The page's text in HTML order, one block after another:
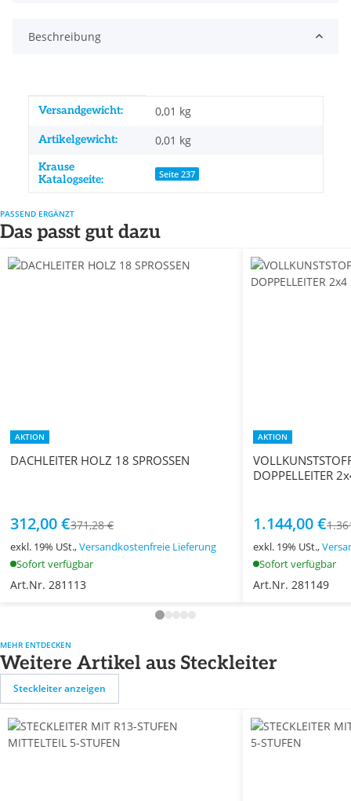
Beschreibung
Produkteigenschaft
Wert
Versandgewicht: 0,01 kg
Artikelgewicht: 0,01 kg
Krause
Katalogseite:
Seite 237
PASSEND ERGÄNZT
Das passt gut dazu
AKTION
DACHLEITER HOLZ 18 SPROSSEN
312,00 €371,28 €
exkl. 19% USt.,Versandkostenfreie Lieferung
Sofort verfügbar
Art.Nr. 281113
AKTION
DOPPELLEITER
1.144,00 €
exkl. 19% USt.,
Sofort verfügbar
Art.Nr. 281149
MEHR ENTDECKEN
Weitere Artikel aus Steckleiter
Steckleiter anzeigen